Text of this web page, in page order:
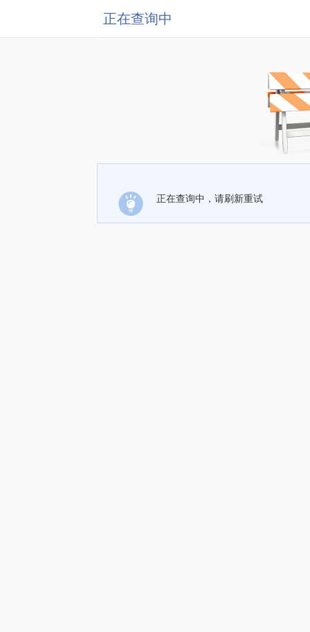
正在查询中
正在查询中，请刷新重试